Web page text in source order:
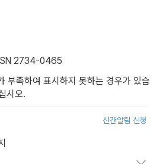
2734-0465
부족하여 표시하지 못하는 경우가 있습
시오.
신간알림 신청